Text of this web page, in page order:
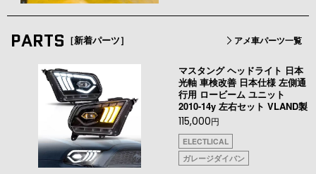
PARTS ［新着パーツ］ アメ車パーツ一覧
マスタング ヘッドライト 日本
光軸 車検改善 日本仕様 左側通
行用 ロービーム ユニット
2010-14y 左右セット VLAND製
115,000円
ELECTLICAL
ガレージダイバン